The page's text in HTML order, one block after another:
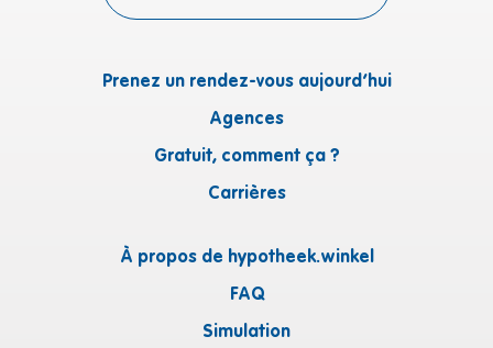
Prenez un rendez-vous aujourd’hui
Agences
Gratuit, comment ça ?
Carrières
À propos de hypotheek.winkel
FAQ
Simulation